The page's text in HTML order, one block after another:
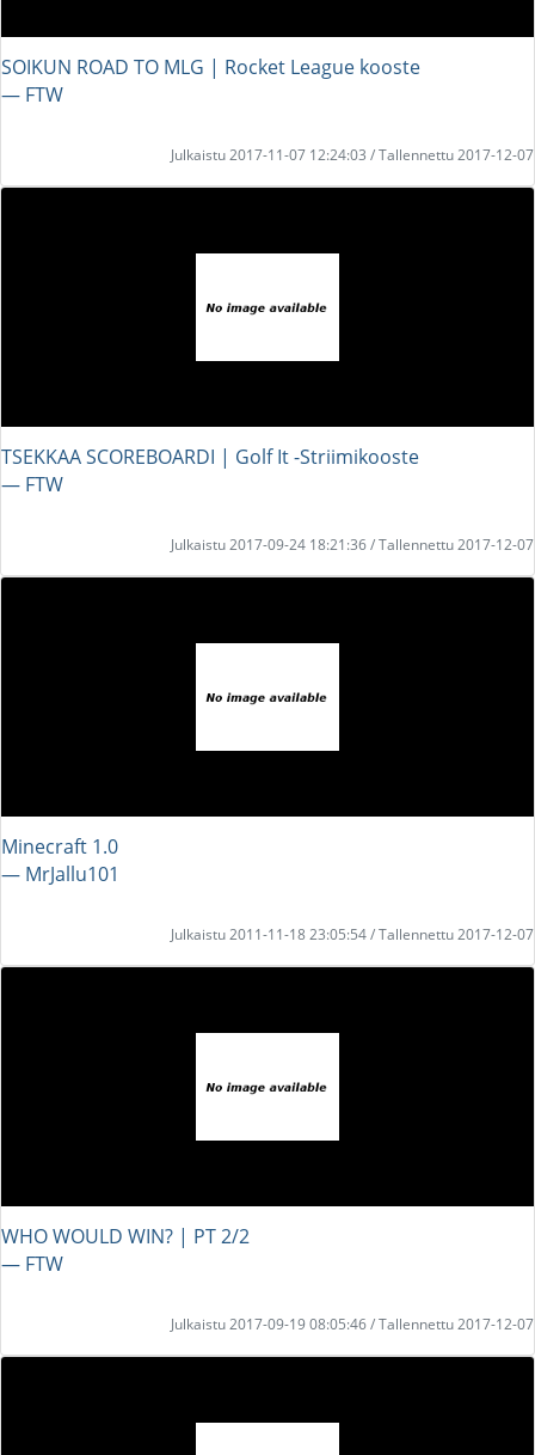
SOIKUN ROAD TO MLG | Rocket League kooste
― FTW
Julkaistu 2017-11-07 12:24:03 / Tallennettu 2017-12-07
TSEKKAA SCOREBOARDI | Golf It -Striimikooste
― FTW
Julkaistu 2017-09-24 18:21:36 / Tallennettu 2017-12-07
Minecraft 1.0
― MrJallu101
Julkaistu 2011-11-18 23:05:54 / Tallennettu 2017-12-07
WHO WOULD WIN? | PT 2/2
― FTW
Julkaistu 2017-09-19 08:05:46 / Tallennettu 2017-12-07